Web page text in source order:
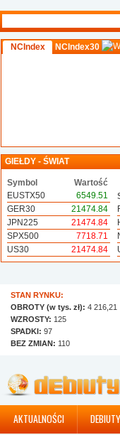
NCIndex NCIndex30
GIEŁDY - ŚWIAT
Symbol
Wartość
EUSTX50
6549.51
GER30
21474.84
JPN225
21474.84
SPX500
7718.71
US30
21474.84
STAN RYNKU:
OBROTY (w tys. zł): 4 216,21
WZROSTY: 125
SPADKI: 97
BEZ ZMIAN: 110
AKTUALNOŚCI DEBIUTY